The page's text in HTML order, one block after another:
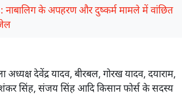
के अपहरण और दुष्कर्म मामले में वांछित
अध्यक्ष देवेंद्र यादव, बीरबल, गोरख यादव, दयाराम,
सिंह, संजय सिंह आदि किसान फोर्स के सदस्य